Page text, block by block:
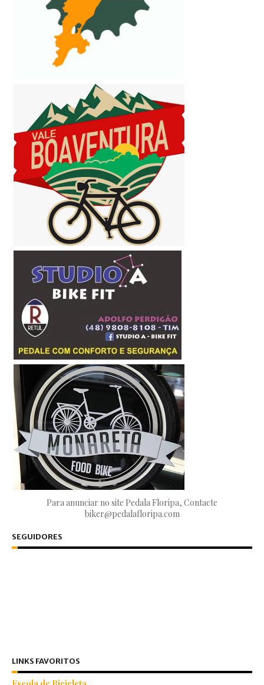
Para anunciar no site Pedala Floripa, Contacte
biker@pedalafloripa.com
SEGUIDORES
LINKS FAVORITOS